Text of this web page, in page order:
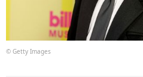
© Getty Images